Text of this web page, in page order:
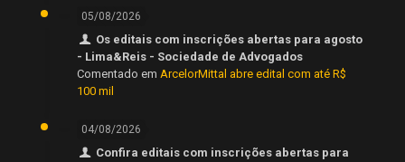
05/08/2026
Os editais com inscrições abertas para agosto
- Lima&Reis - Sociedade de Advogados
Comentado em ArcelorMittal abre edital com até R$
100 mil
04/08/2026
Confira editais com inscrições abertas para